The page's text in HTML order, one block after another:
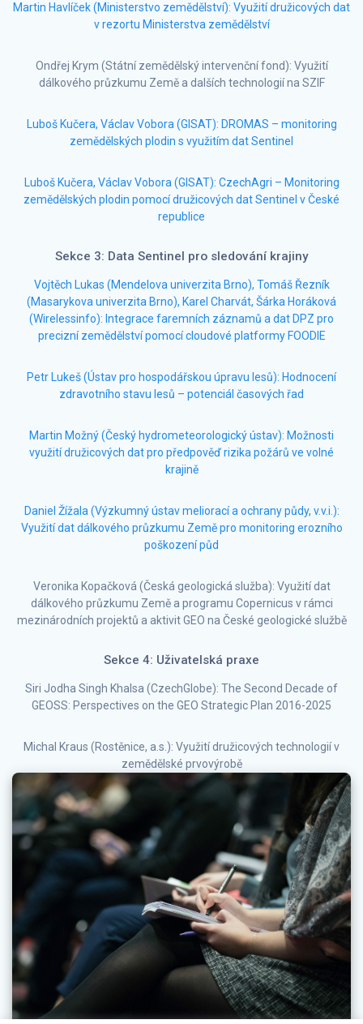
Martin Havlíček (Ministerstvo zemědělství): Využití družicových dat
v rezortu Ministerstva zemědělství
Ondřej Krym (Státní zemědělský intervenční fond): Využití
dálkového průzkumu Země a dalších technologií na SZIF
Luboš Kučera, Václav Vobora (GISAT): DROMAS – monitoring
zemědělských plodin s využitím dat Sentinel
Luboš Kučera, Václav Vobora (GISAT): CzechAgri – Monitoring
zemědělských plodin pomocí družicových dat Sentinel v České
republice
Sekce 3: Data Sentinel pro sledování krajiny
Vojtěch Lukas (Mendelova univerzita Brno), Tomáš Řezník
(Masarykova univerzita Brno), Karel Charvát, Šárka Horáková
(Wirelessinfo): Integrace faremních záznamů a dat DPZ pro
precizní zemědělství pomocí cloudové platformy FOODIE
Petr Lukeš (Ústav pro hospodářskou úpravu lesů): Hodnocení
zdravotního stavu lesů – potenciál časových řad
Martin Možný (Český hydrometeorologický ústav): Možnosti
využití družicových dat pro předpověď rizika požárů ve volné
krajině
Daniel Žížala (Výzkumný ústav meliorací a ochrany půdy, v.v.i.):
Využití dat dálkového průzkumu Země pro monitoring erozního
poškození půd
Veronika Kopačková (Česká geologická služba): Využití dat
dálkového průzkumu Země a programu Copernicus v rámci
mezinárodních projektů a aktivit GEO na České geologické službě
Sekce 4: Uživatelská praxe
Siri Jodha Singh Khalsa (CzechGlobe): The Second Decade of
GEOSS: Perspectives on the GEO Strategic Plan 2016-2025
Michal Kraus (Rostěnice, a.s.): Využití družicových technologií v
zemědělské prvovýrobě